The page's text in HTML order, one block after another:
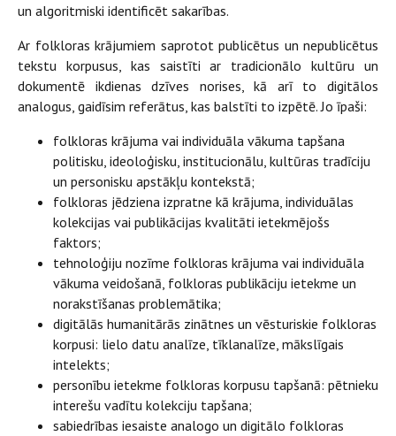
un algoritmiski identificēt sakarības.
Ar folkloras krājumiem saprotot publicētus un nepublicētus
tekstu korpusus, kas saistīti ar tradicionālo kultūru un
dokumentē ikdienas dzīves norises, kā arī to digitālos
analogus, gaidīsim referātus, kas balstīti to izpētē. Jo īpaši:
folkloras krājuma vai individuāla vākuma tapšana
politisku, ideoloģisku, institucionālu, kultūras tradīciju
un personisku apstākļu kontekstā;
folkloras jēdziena izpratne kā krājuma, individuālas
kolekcijas vai publikācijas kvalitāti ietekmējošs
faktors;
tehnoloģiju nozīme folkloras krājuma vai individuāla
vākuma veidošanā, folkloras publikāciju ietekme un
norakstīšanas problemātika;
digitālās humanitārās zinātnes un vēsturiskie folkloras
korpusi: lielo datu analīze, tīklanalīze, mākslīgais
intelekts;
personību ietekme folkloras korpusu tapšanā: pētnieku
interešu vadītu kolekciju tapšana;
sabiedrības iesaiste analogo un digitālo folkloras